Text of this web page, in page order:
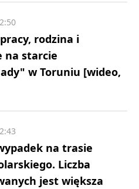
rodzina i
na starcie
w Toruniu [wideo,
na trasie
Liczba
jest większa